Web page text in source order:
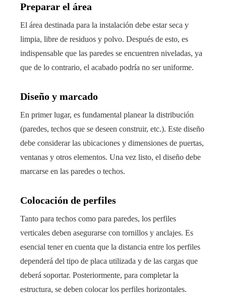
Preparar el área
El área destinada para la instalación debe estar seca y
limpia, libre de residuos y polvo. Después de esto, es
indispensable que las paredes se encuentren niveladas, ya
que de lo contrario, el acabado podría no ser uniforme.
Diseño y marcado
En primer lugar, es fundamental planear la distribución
(paredes, techos que se deseen construir, etc.). Este diseño
debe considerar las ubicaciones y dimensiones de puertas,
ventanas y otros elementos. Una vez listo, el diseño debe
marcarse en las paredes o techos.
Colocación de perfiles
Tanto para techos como para paredes, los perfiles
verticales deben asegurarse con tornillos y anclajes. Es
esencial tener en cuenta que la distancia entre los perfiles
dependerá del tipo de placa utilizada y de las cargas que
deberá soportar. Posteriormente, para completar la
estructura, se deben colocar los perfiles horizontales.